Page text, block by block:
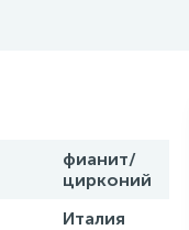
фианит/
цирконий
Италия